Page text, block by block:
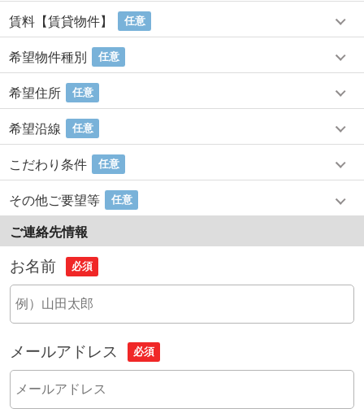
賃料【賃貸物件】 任意
希望物件種別 任意
希望住所 任意
希望沿線 任意
こだわり条件 任意
その他ご要望等 任意
ご連絡先情報
お名前 必須
メールアドレス 必須